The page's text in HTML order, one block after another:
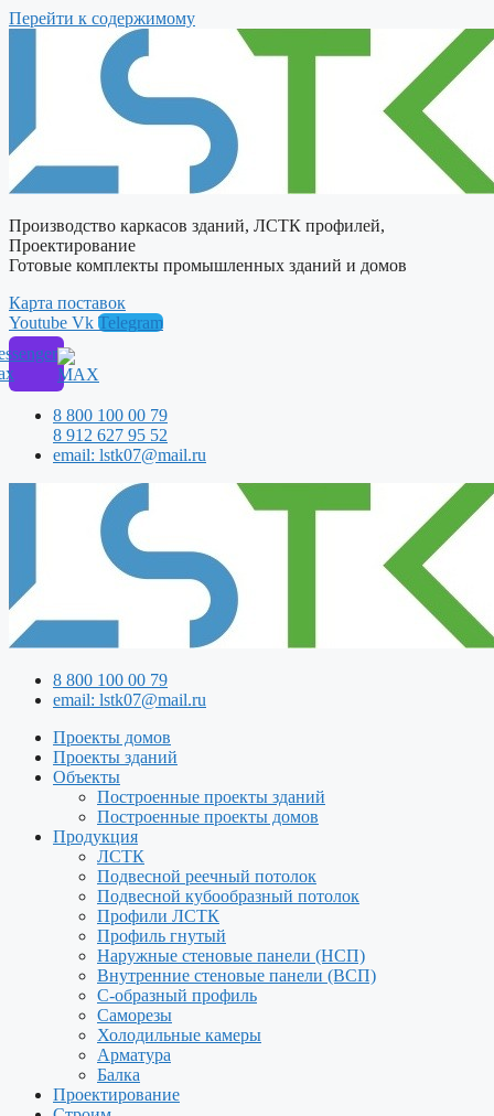
Перейти к содержимому
Производство каркасов зданий, ЛСТК профилей,
Проектирование
Готовые комплекты промышленных зданий и домов
Карта поставок
Youtube Vk Telegram
8 800 100 00 79
8 912 627 95 52
email: lstk07@mail.ru
8 800 100 00 79
email: lstk07@mail.ru
Проекты домов
Проекты зданий
Объекты
Построенные проекты зданий
Построенные проекты домов
Продукция
ЛСТК
Подвесной реечный потолок
Подвесной кубообразный потолок
Профили ЛСТК
Профиль гнутый
Наружные стеновые панели (НСП)
Внутренние стеновые панели (ВСП)
С-образный профиль
Саморезы
Холодильные камеры
Арматура
Балка
Проектирование